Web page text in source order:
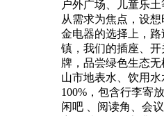
户外广场、儿童乐
从需求为焦点，设
金电器的选择上，
镇，我们的插座、
牌，品尝绿色生态
山市地表水、饮用
100%，包含行李寄
闲吧 、阅读角、会